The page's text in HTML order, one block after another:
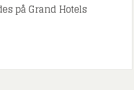
på Grand Hotels